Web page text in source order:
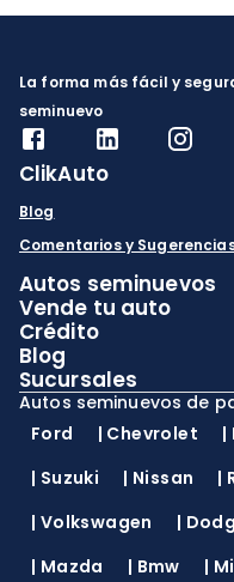
La forma más fácil y
seminuevo
ClikAuto
Blog
Comentarios y
Autos seminuevos
Vende tu auto
Crédito
Blog
Sucursales
Autos seminuevos de
Ford
| Chevrolet |
| Suzuki | Nissan |
| Volkswagen |
| Mazda | Bmw |